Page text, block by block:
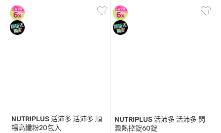
NUTRIPLUS 活沛多 活沛多 順
暢高纖粉20包入
NUTRIPLUS 活沛多 活沛多 閃
澱熱控錠60錠